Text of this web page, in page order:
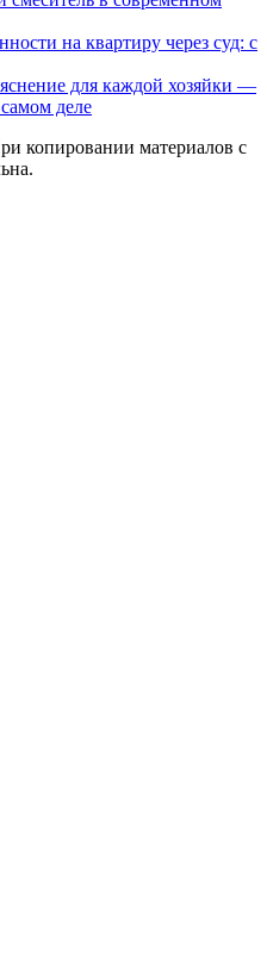
на квартиру через суд: с
для каждой хозяйки —
деле
копировании материалов с